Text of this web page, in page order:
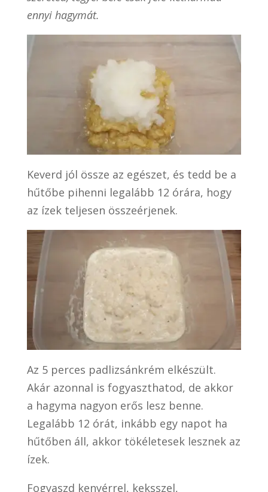
ennyi hagymát.
Keverd jól össze az egészet, és tedd be a
hűtőbe pihenni legalább 12 órára, hogy
az ízek teljesen összeérjenek.
Az 5 perces padlizsánkrém elkészült.
Akár azonnal is fogyaszthatod, de akkor
a hagyma nagyon erős lesz benne.
Legalább 12 órát, inkább egy napot ha
hűtőben áll, akkor tökéletesek lesznek az
ízek.
Fogyaszd kenyérrel, keksszel,